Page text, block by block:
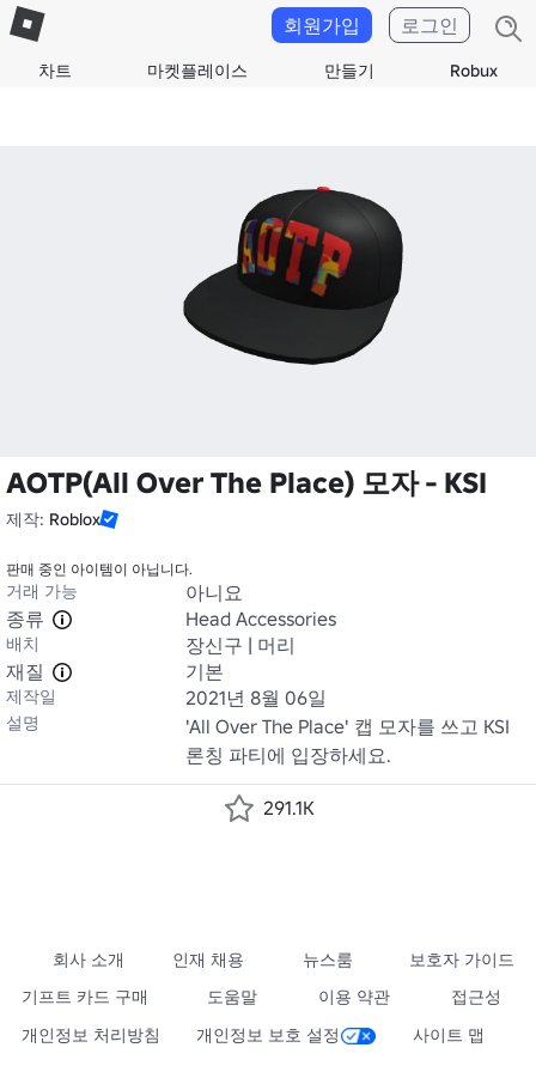
차트 마켓플레이스 만들기 Robux
회원가입 로그인
AOTP(All Over The Place) 모자 - KSI
제작: Roblox
판매 중인 아이템이 아닙니다.
거래 가능
아니요
종류
Head Accessories
배치
장신구 | 머리
재질
기본
제작일 2021년 8월 06일
설명
'All Over The Place' 캡 모자를 쓰고 KSI
론칭 파티에 입장하세요.
291.1K
회사 소개 인재 채용 뉴스룸
보호자 가이드
기프트 카드 구매
도움말 이용 약관
접근성
개인정보 처리방침
개인정보 보호 설정 사이트 맵